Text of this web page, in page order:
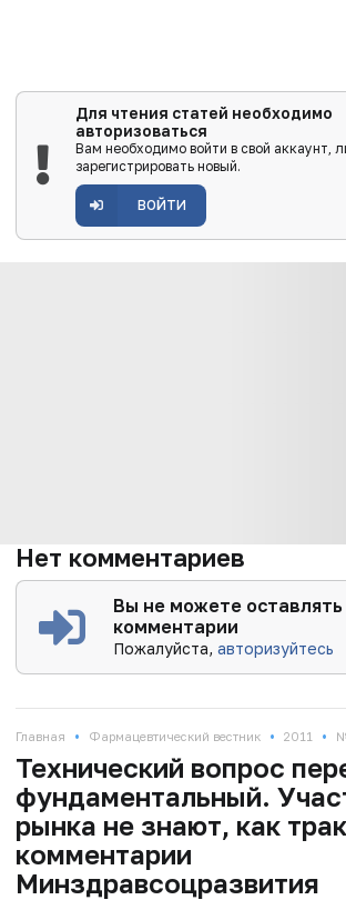
Для чтения статей необходимо
авторизоваться
Вам необходимо войти в свой аккаунт,
зарегистрировать новый.
ВОЙТИ
Нет комментариев
Вы не можете оставлять
комментарии
Пожалуйста,авторизуйтесь
Главная • Фармацевтический вестник • 2011 •
Технический вопрос
фундаментальный.
рынка не знают, как
комментарии
Минздравсоцразвития